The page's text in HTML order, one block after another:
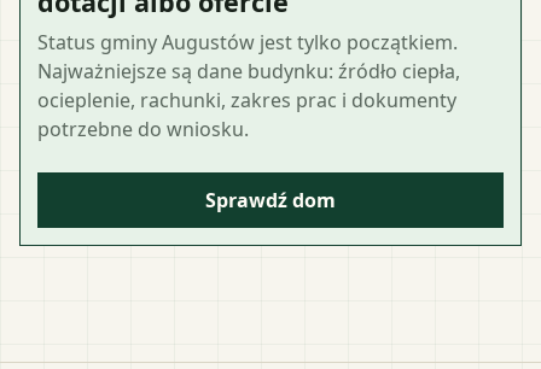
Status gminy Augustów jest tylko początkiem.
Najważniejsze są dane budynku: źródło ciepła,
ocieplenie, rachunki, zakres prac i dokumenty
potrzebne do wniosku.
Sprawdź dom